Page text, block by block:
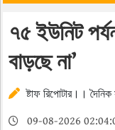
৭৫ ইউনিট
বাড়ছে না’
ষ্টাফ রিপোটার।। দৈনিক
09-08-2026